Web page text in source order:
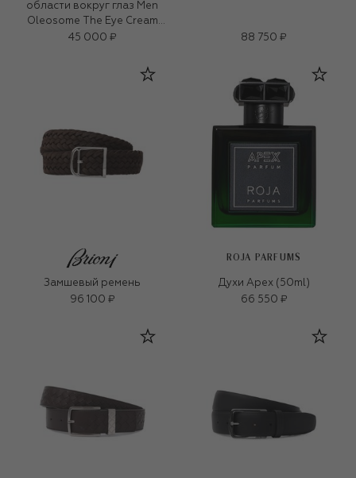
области вокруг глаз Men
Oleosome The Eye Cream
(15ml)
45 000 ₽ 88 750 ₽
Замшевый ремень
96 100 ₽
ROJA PARFUMS
Духи Apex (50ml)
66 550 ₽